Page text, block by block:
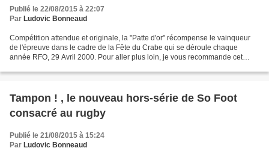
Publié le 22/08/2015 à 22:07
Par Ludovic Bonneaud
Compétition attendue et originale, la "Patte d'or" récompense le vainqueur
de l'épreuve dans le cadre de la Fête du Crabe qui se déroule chaque
année RFO, 29 Avril 2000. Pour aller plus loin, je vous recommande cet
Tampon ! , le nouveau hors-série de So Foot
consacré au rugby
Publié le 21/08/2015 à 15:24
Par Ludovic Bonneaud